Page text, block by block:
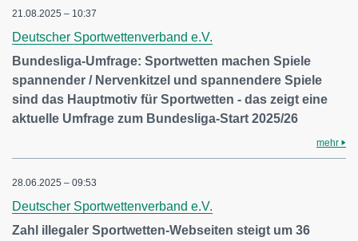
21.08.2025 – 10:37
Deutscher Sportwettenverband e.V.
Bundesliga-Umfrage: Sportwetten machen Spiele
spannender / Nervenkitzel und spannendere Spiele
sind das Hauptmotiv für Sportwetten - das zeigt eine
aktuelle Umfrage zum Bundesliga-Start 2025/26
mehr
28.06.2025 – 09:53
Deutscher Sportwettenverband e.V.
Zahl illegaler Sportwetten-Webseiten steigt um 36